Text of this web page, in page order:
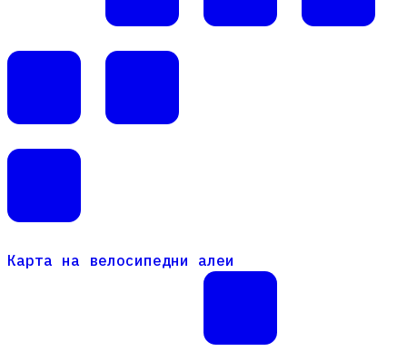
Карта на велосипедни алеи
Карта на велосипедни алеи